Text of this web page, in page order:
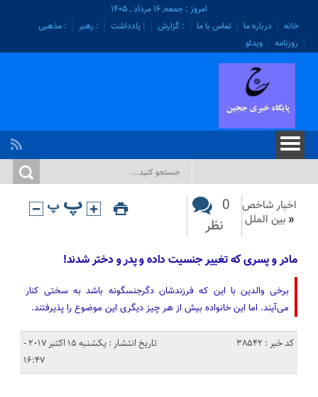
امروز : جمعه, ۱۶ مرداد , ۱۴۰۵
خانه
درباره ما تماس با ما : گزارش : یادداشت : رهبر
: مذهبی
روزنامه
ویدئو
اخبار شاخص
« بین الملل
0
نظر
مادر و پسری که تغییر جنسیت داده و پدر و دختر شدند!
برخی والدین با این که فرزندشان دگرجنسگونه باشد به سختی کنار
می‌آیند. اما این خانواده بیش از هر چیز دیگری این موضوع را پذیرفتند.
کد خبر : 38542
تاریخ انتشار : یکشنبه 15 اکتبر 2017 -
16:47